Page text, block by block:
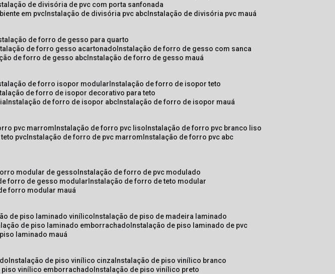
de divisória de pvc com porta sanfonada
em pvc instalação de divisória pvc abc instalação de divisória pvc mauá
de forro de gesso para quarto
de forro gesso acartonado instalação de forro de gesso com sanca
de forro de gesso abc instalação de forro de gesso mauá
de forro isopor modular instalação de forro de isopor teto
de forro de isopor decorativo para teto
instalação de forro de isopor abc instalação de forro de isopor mauá
pvc marrom instalação de forro pvc liso instalação de forro pvc branco liso
pvc instalação de forro de pvc marrom instalação de forro pvc abc
modular de gesso instalação de forro de pvc modulado
forro de gesso modular instalação de forro de teto modular
forro modular mauá
de piso laminado vinílico instalação de piso de madeira laminado
de piso laminado emborrachado instalação de piso laminado de pvc
laminado mauá
instalação de piso vinílico cinza instalação de piso vinílico branco
piso vinílico emborrachado instalação de piso vinílico preto